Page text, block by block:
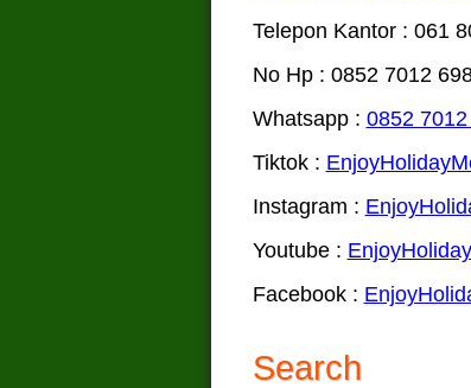
Telepon Kantor : 061‎
No Hp : 0852 7012
Whatsapp : 0852
Tiktok :
Instagram :
Youtube :
Facebook :
Search